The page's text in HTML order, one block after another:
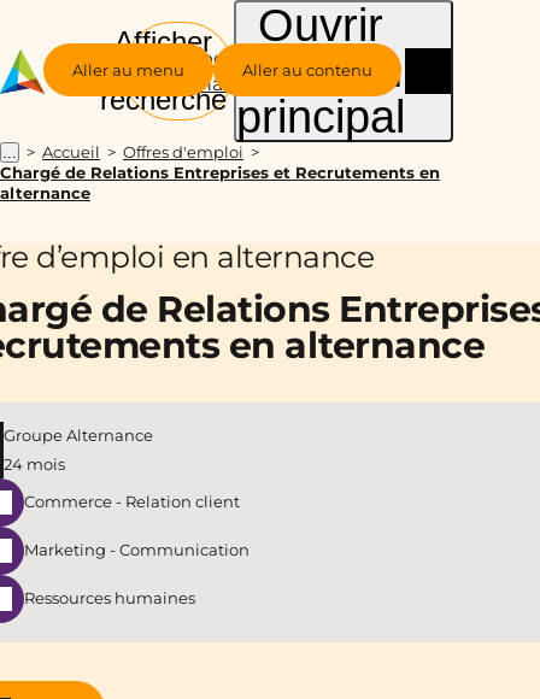
Aller au menu Aller au contenu
Groupe
Alternance
Afficher
la
recherche
Ouvrir
le menu
principal
... Accueil
Offres d'emploi
Chargé de Relations Entreprises et Recrutements en
alternance
d’emploi en alternance
de Relations
en alternance
Groupe Alternance
24 mois
Commerce - Relation client
Marketing - Communication
Ressources humaines